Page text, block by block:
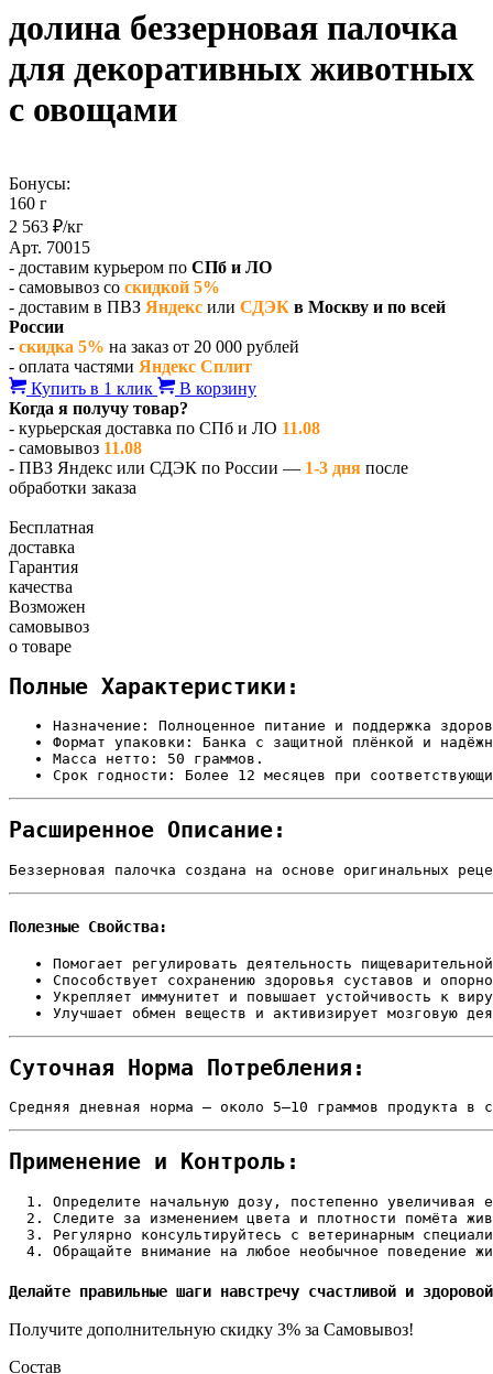
долина беззерновая палочка
для декоративных животных
с овощами
Бонусы:
160 г
2 563 ₽/кг
Арт. 70015
- доставим курьером по СПб и ЛО
- самовывоз со скидкой 5%
- доставим в ПВЗ Яндекс или СДЭК в Москву и по всей
России
- скидка 5% на заказ от 20 000 рублей
- оплата частями Яндекс Сплит
Купить в 1 клик
В корзину
Когда я получу товар?
- курьерская доставка по СПб и ЛО 11.08
- самовывоз 11.08
- ПВЗ Яндекс или СДЭК по России — 1-3 дня после
обработки заказа
Бесплатная
доставка
Гарантия
качества
Возможен
самовывоз
о товаре
Полные Характеристики:
Назначение: Полноценное питание и поддержка
Формат упаковки: Банка с защитной плёнкой и
Масса нетто: 50 граммов.
Срок годности: Более 12 месяцев при
Расширенное Описание:
Беззерновая палочка создана на основе оригинальных
Полезные Свойства:
Помогает регулировать деятельность
Способствует сохранению здоровья суставов и
Укрепляет иммунитет и повышает устойчивость к
Улучшает обмен веществ и активизирует мозговую
Суточная Норма Потребления:
Средняя дневная норма — около 5–10 граммов продукта в
Применение и Контроль:
Определите начальную дозу, постепенно
Следите за изменением цвета и плотности помёта
Регулярно консультируйтесь с ветеринарным
Обращайте внимание на любое необычное поведение
Делайте правильные шаги навстречу счастливой и
Получите дополнительную скидку 3% за Самовывоз!
Состав